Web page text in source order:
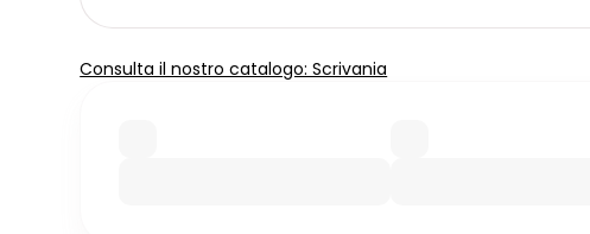
Consulta il nostro catalogo: Scrivania